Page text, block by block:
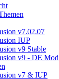
v7.02.07
IUP
v9 Stable
v9 - DE Mod
v7 & IUP